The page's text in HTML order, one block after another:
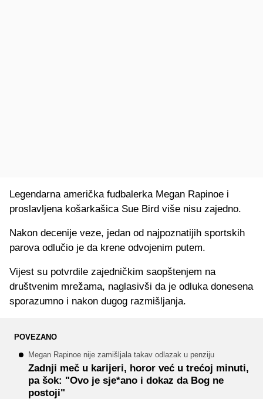
Legendarna američka fudbalerka Megan Rapinoe i
proslavljena košarkašica Sue Bird više nisu zajedno.
Nakon decenije veze, jedan od najpoznatijih sportskih
parova odlučio je da krene odvojenim putem.
Vijest su potvrdile zajedničkim saopštenjem na
društvenim mrežama, naglasivši da je odluka donesena
sporazumno i nakon dugog razmišljanja.
POVEZANO
Megan Rapinoe nije zamišljala takav odlazak u penziju
Zadnji meč u karijeri, horor već u trećoj minuti,
pa šok: "Ovo je sje*ano i dokaz da Bog ne
postoji"